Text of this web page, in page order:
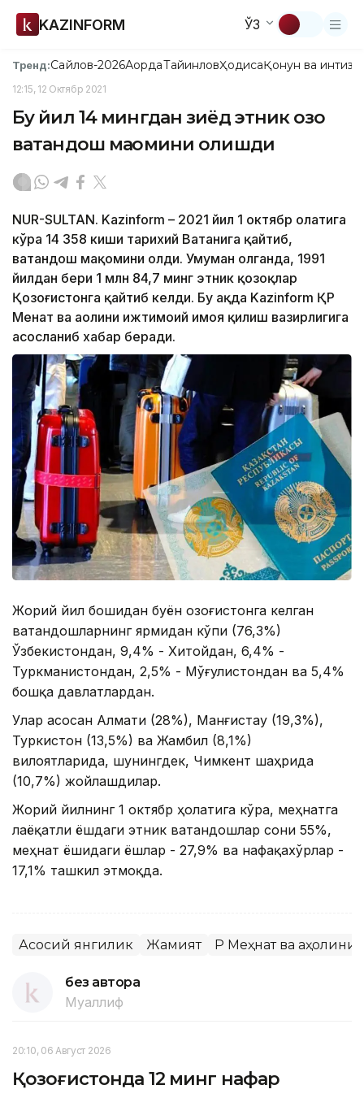
KAZINFORM ЎЗ
Тренд:Сайлов-2026АқордаТайинловҲодисаҚонун ва
12:15, 12 Октябр 2021
Бу йил 14 мингдан зиёд этник қозоқ
ватандош мақомини олишди
NUR-SULTAN. Kazinform – 2021 йил 1 октябр ҳолатига
кўра 14 358 киши тарихий Ватанига қайтиб,
ватандош мақомини олди. Умуман олганда, 1991
йилдан бери 1 млн 84,7 минг этник қозоқлар
Қозоғистонга қайтиб келди. Бу ҳақда Kazinform ҚР
Меҳнат ва аҳолини ижтимоий ҳимоя қилиш вазирлигига
асосланиб хабар беради.
Жорий йил бошидан буён Қозоғистонга келган
ватандошларнинг ярмидан кўпи (76,3%)
Ўзбекистондан, 9,4% - Хитойдан, 6,4% -
Туркманистондан, 2,5% - Мўғулистондан ва 5,4%
бошқа давлатлардан.
Улар асосан Алмати (28%), Манғистау (19,3%),
Туркистон (13,5%) ва Жамбил (8,1%)
вилоятларида, шунингдек, Чимкент шаҳрида
(10,7%) жойлашдилар.
Жорий йилнинг 1 октябр ҳолатига кўра, меҳнатга
лаёқатли ёшдаги этник ватандошлар сони 55%,
меҳнат ёшидаги ёшлар - 27,9% ва нафақахўрлар -
17,1% ташкил этмоқда.
Асосий янгилик Жамият ҚР Меҳнат ва
без автора
Муаллиф
20:10, 06 Август 2026
Қозоғистонда 12 минг нафар